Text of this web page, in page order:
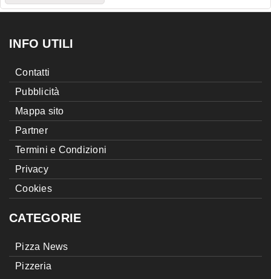
INFO UTILI
Contatti
Pubblicità
Mappa sito
Partner
Termini e Condizioni
Privacy
Cookies
CATEGORIE
Pizza News
Pizzeria